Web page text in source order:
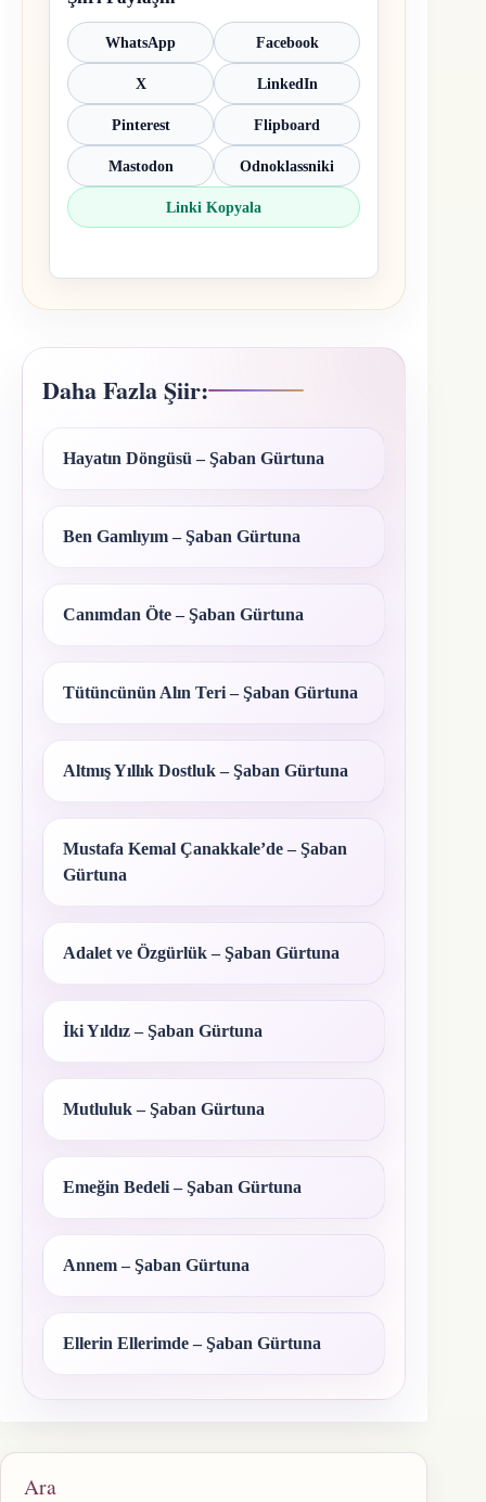
WhatsApp Facebook
X LinkedIn
Pinterest Flipboard
Mastodon Odnoklassniki
Linki Kopyala
Daha Fazla Şiir:
Hayatın Döngüsü – Şaban Gürtuna
Ben Gamlıyım – Şaban Gürtuna
Canımdan Öte – Şaban Gürtuna
Tütüncünün Alın Teri – Şaban Gürtuna
Altmış Yıllık Dostluk – Şaban Gürtuna
Mustafa Kemal Çanakkale’de – Şaban
Gürtuna
Adalet ve Özgürlük – Şaban Gürtuna
İki Yıldız – Şaban Gürtuna
Mutluluk – Şaban Gürtuna
Emeğin Bedeli – Şaban Gürtuna
Annem – Şaban Gürtuna
Ellerin Ellerimde – Şaban Gürtuna
Ara